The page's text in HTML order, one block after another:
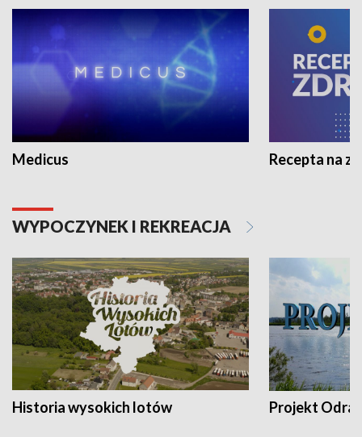
Medicus Recepta na
WYPOCZYNEK I REKREACJA
Historia wysokich lotów Projekt Odra